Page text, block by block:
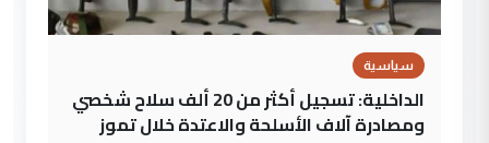
سياسية
الداخلية: تسجيل أكثر من 20 ألف سلاح شخصي
ومصادرة آلاف الأسلحة والاعتدة خلال تموز